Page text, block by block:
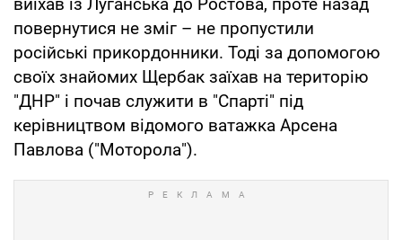
виїхав із Луганська до Ростова, проте назад
повернутися не зміг – не пропустили
російські прикордонники. Тоді за допомогою
своїх знайомих Щербак заїхав на територію
"ДНР" і почав служити в "Спарті" під
керівництвом відомого ватажка Арсена
Павлова ("Моторола").